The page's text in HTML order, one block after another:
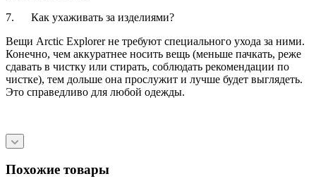
7. Как ухаживать за изделиями?
Вещи Arctic Explorer не требуют специального ухода за ними.
Конечно, чем аккуратнее носить вещь (меньше пачкать, реже
сдавать в чистку или стирать, соблюдать рекомендации по
чистке), тем дольше она прослужит и лучше будет выглядеть.
Это справедливо для любой одежды.
Похожие товары